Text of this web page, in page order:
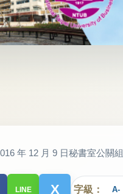
年 12 月 9 日秘書室公關組
LINE X 字級： A-